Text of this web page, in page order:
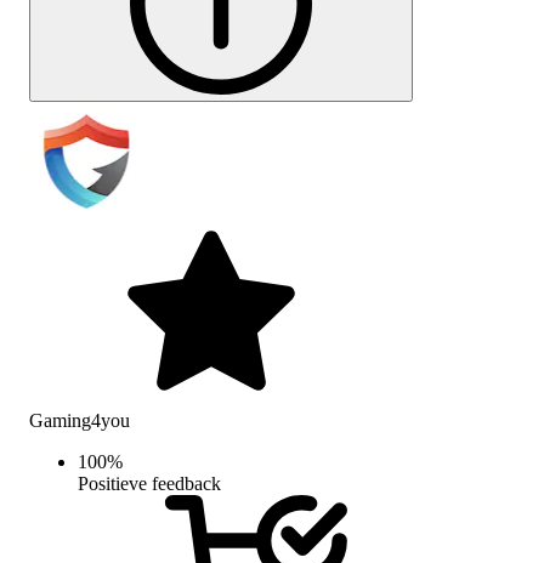
Gaming4you
100%
Positieve feedback